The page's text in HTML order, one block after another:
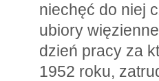
niechęć do niej
ubiory
dzień pracy za
1952 roku,